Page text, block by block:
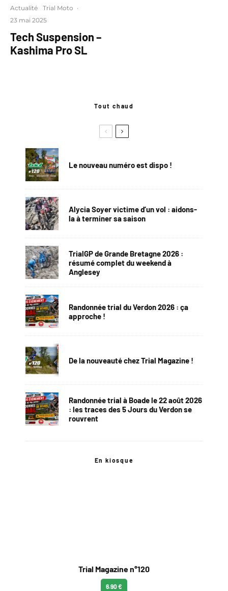
Actualité Trial Moto ·
23 mai 2025
Tech Suspension –
Kashima Pro SL
Tout chaud
Le nouveau numéro est dispo !
Alycia Soyer victime d’un vol : aidons-
la à terminer sa saison
TrialGP de Grande Bretagne 2026 :
résumé complet du weekend à
Anglesey
Randonnée trial du Verdon 2026 : ça
approche !
De la nouveauté chez Trial Magazine !
Randonnée trial à Boade le 22 août 2026
: les traces des 5 Jours du Verdon se
rouvrent
En kiosque
Trial Magazine n°120
6.90 €